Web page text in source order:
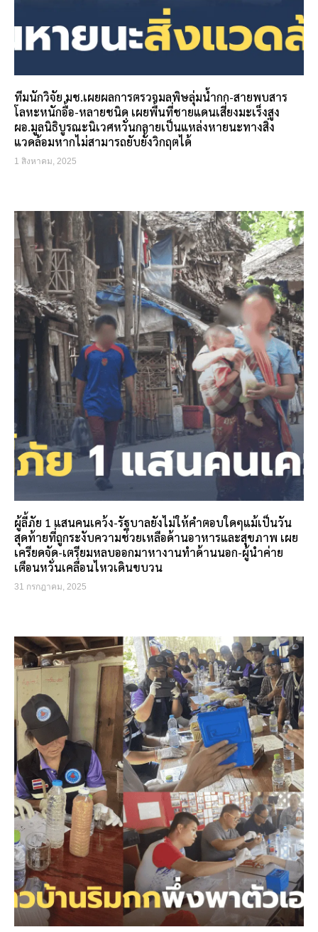
ทีมนักวิจัย มช.เผยผลการตรวจมลพิษลุ่มน้ำกก-สายพบสาร
โลหะหนักอื้อ-หลายชนิด เผยพื้นที่ชายแดนเสี่ยงมะเร็งสูง
ผอ.มูลนิธิบูรณะนิเวศหวั่นกลายเป็นแหล่งหายนะทางสิ่ง
แวดล้อมหากไม่สามารถยับยั้งวิกฤตได้
1 สิงหาคม, 2025
ผู้ลี้ภัย 1 แสนคนเคว้ง-รัฐบาลยังไม่ให้คำตอบใดๆแม้เป็นวัน
สุดท้ายที่ถูกระงับความช่วยเหลือด้านอาหารและสุขภาพ เผย
เครียดจัด-เตรียมหลบออกมาหางานทำด้านนอก-ผู้นำค่าย
เตือนหวั่นเคลื่อนไหวเดินขบวน
31 กรกฎาคม, 2025